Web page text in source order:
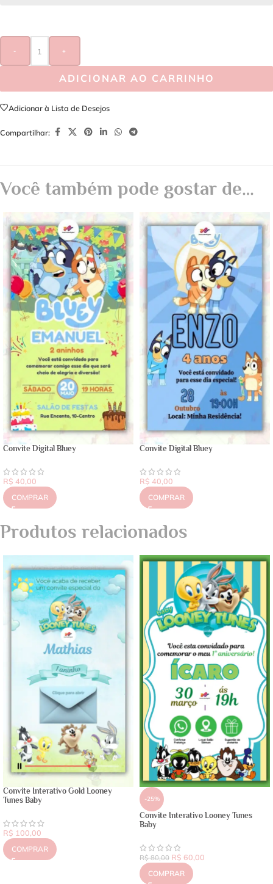
- +
ADICIONAR AO CARRINHO
Adicionar à Lista de Desejos
Compartilhar:
Você também pode gostar de…
Convite Digital Bluey
R$ 40,00
COMPRAR
Convite Digital Bluey
R$ 40,00
COMPRAR
Produtos relacionados
Convite Interativo Gold Looney
Tunes Baby
R$ 100,00
COMPRAR
-25%
Convite Interativo Looney Tunes
Baby
R$80,00 R$ 60,00
COMPRAR